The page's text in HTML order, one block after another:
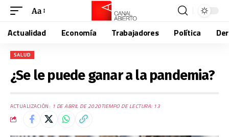
Aa
Actualidad Economía Trabajadores Política
SALUD
¿Se le puede ganar a la pandemia?
ACTUALIZACIÓN: 1 DE ABRIL DE 2020TIEMPO DE LECTURA: 13